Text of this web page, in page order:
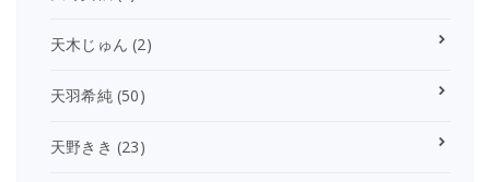
天木じゅん (2)
天羽希純(50)
天野きき (23)